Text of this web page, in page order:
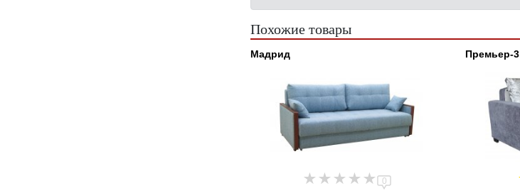
Похожие товары
Мадрид
0
Премьер-3